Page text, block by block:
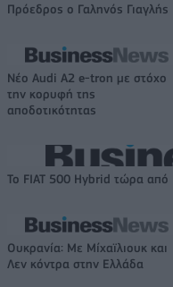
Πρόεδρος ο Γαληνός Γιαγλής
Νέο Audi A2 e-tron με στόχο
την κορυφή της
αποδοτικότητας
Το FIAT 500 Hybrid τώρα
Ουκρανία: Με Μίχαϊλιουκ και
Λεν κόντρα στην Ελλάδα